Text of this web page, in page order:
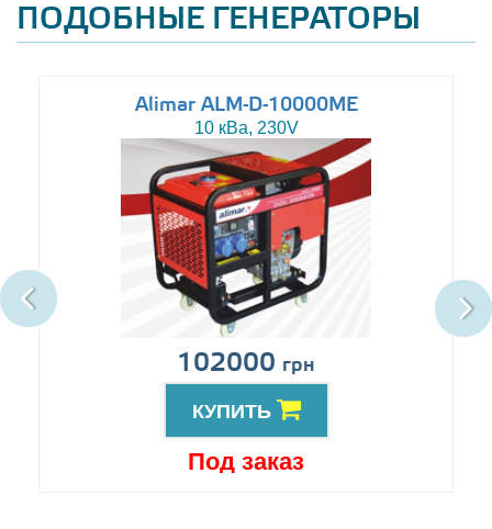
ПОДОБНЫЕ ГЕНЕРАТОРЫ
Alimar ALM-D-10000ME
10 кВа, 230V
102000 грн
КУПИТЬ
Под заказ